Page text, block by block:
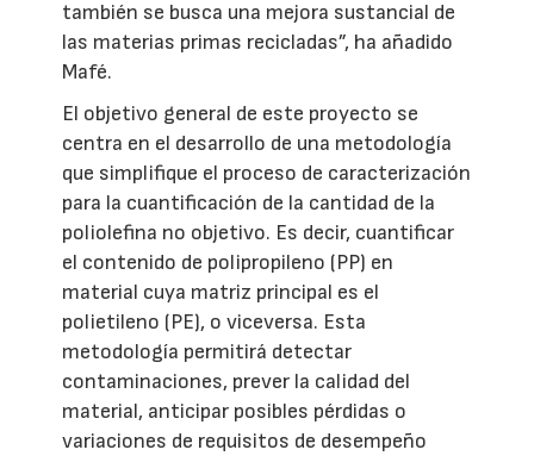
también se busca una mejora sustancial de
las materias primas recicladas”, ha añadido
Mafé.
El objetivo general de este proyecto se
centra en el desarrollo de una metodología
que simplifique el proceso de caracterización
para la cuantificación de la cantidad de la
poliolefina no objetivo. Es decir, cuantificar
el contenido de polipropileno (PP) en
material cuya matriz principal es el
polietileno (PE), o viceversa. Esta
metodología permitirá detectar
contaminaciones, prever la calidad del
material, anticipar posibles pérdidas o
variaciones de requisitos de desempeño